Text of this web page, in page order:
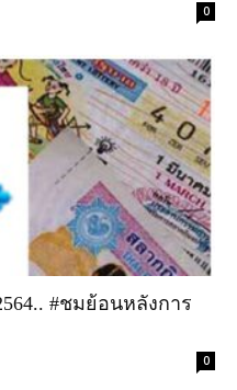
0
#ชมย้อนหลังการ
0